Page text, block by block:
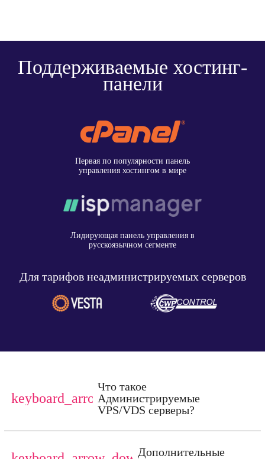
Поддерживаемые хостинг-
панели
Первая по популярности панель
управления хостингом в мире
Лидирующая панель управления в
русскоязычном сегменте
Для тарифов неадминистрируемых серверов
keyboard_arrow_down
Что такое
Администрируемые
VPS/VDS серверы?
Дополнительные